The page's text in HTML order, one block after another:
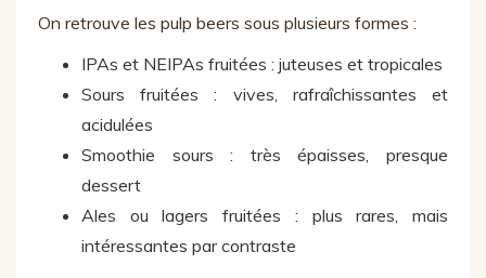
On retrouve les pulp beers sous plusieurs formes :
IPAs et NEIPAs fruitées : juteuses et tropicales
Sours fruitées : vives, rafraîchissantes et
acidulées
Smoothie sours : très épaisses, presque
dessert
Ales ou lagers fruitées : plus rares, mais
intéressantes par contraste